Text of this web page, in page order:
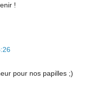
!
pour nos papilles ;)